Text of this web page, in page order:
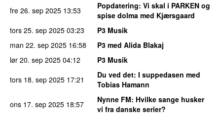
fre 26. sep 2025 13:53 Popdatering: Vi skal i PARKEN og
spise dolma med Kjærsgaard
tors 25. sep 2025 03:23
P3 Musik
man 22. sep 2025 16:58
P3 med Alida Blakaj
lør 20. sep 2025 04:12
P3 Musik
tors 18. sep 2025 17:21 Du ved det: I suppedasen med
Tobias Hamann
ons 17. sep 2025 18:57 Nynne FM: Hvilke sange husker
vi fra danske serier?